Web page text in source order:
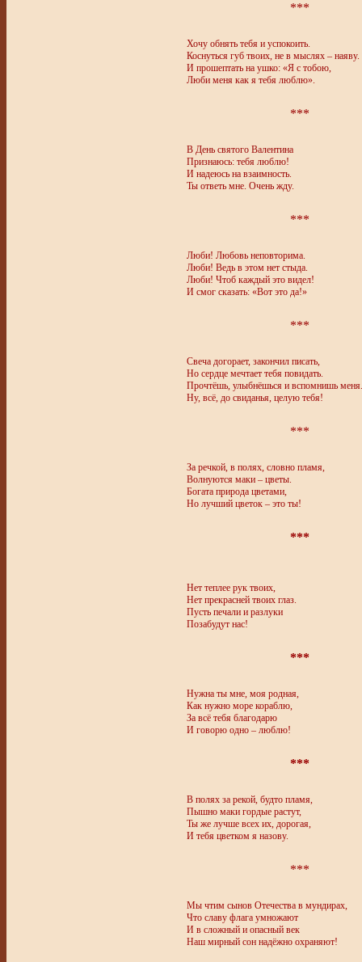
***
Хочу обнять тебя и успокоить.
Коснуться губ твоих, не в мыслях – наяву.
И прошептать на ушко: «Я с тобою,
Люби меня как я тебя люблю».
***
В День святого Валентина
Признаюсь: тебя люблю!
И надеюсь на взаимность.
Ты ответь мне. Очень жду.
***
Люби! Любовь неповторима.
Люби! Ведь в этом нет стыда.
Люби! Чтоб каждый это видел!
И смог сказать: «Вот это да!»
***
Свеча догорает, закончил писать,
Но сердце мечтает тебя повидать.
Прочтёшь, улыбнёшься и вспомнишь меня.
Ну, всё, до свиданья, целую тебя!
***
За речкой, в полях, словно пламя,
Волнуются маки – цветы.
Богата природа цветами,
Но лучший цветок – это ты!
***
Нет теплее рук твоих,
Нет прекрасней твоих глаз.
Пусть печали и разлуки
Позабудут нас!
***
Нужна ты мне, моя родная,
Как нужно море кораблю,
За всё тебя благодарю
И говорю одно – люблю!
***
В полях за рекой, будто пламя,
Пышно маки гордые растут,
Ты же лучше всех их, дорогая,
И тебя цветком я назову.
***
Мы чтим сынов Отечества в мундирах,
Что славу флага умножают
И в сложный и опасный век
Наш мирный сон надёжно охраняют!